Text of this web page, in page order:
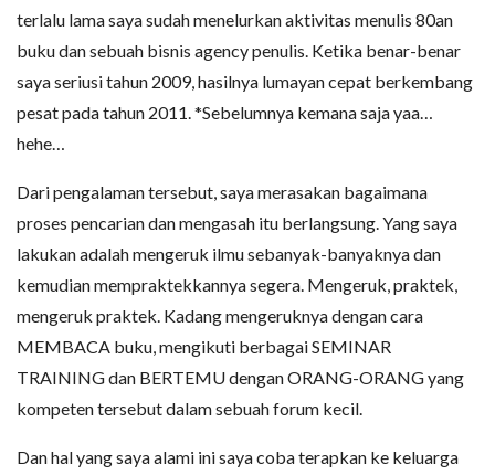
terlalu lama saya sudah menelurkan aktivitas menulis 80an
buku dan sebuah bisnis agency penulis. Ketika benar-benar
saya seriusi tahun 2009, hasilnya lumayan cepat berkembang
pesat pada tahun 2011. *Sebelumnya kemana saja yaa…
hehe…
Dari pengalaman tersebut, saya merasakan bagaimana
proses pencarian dan mengasah itu berlangsung. Yang saya
lakukan adalah mengeruk ilmu sebanyak-banyaknya dan
kemudian mempraktekkannya segera. Mengeruk, praktek,
mengeruk praktek. Kadang mengeruknya dengan cara
MEMBACA buku, mengikuti berbagai SEMINAR
TRAINING dan BERTEMU dengan ORANG-ORANG yang
kompeten tersebut dalam sebuah forum kecil.
Dan hal yang saya alami ini saya coba terapkan ke keluarga